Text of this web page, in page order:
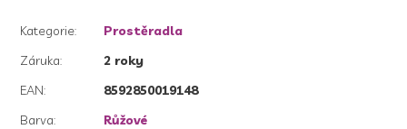
Kategorie:
Prostěradla
Záruka:
2 roky
EAN:
8592850019148
Barva:
Růžové